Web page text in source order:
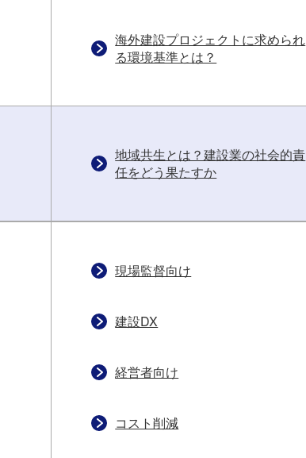
海外建設プロジェクトに求められ
る環境基準とは？
地域共生とは？建設業の社会的責
任をどう果たすか
現場監督向け
建設DX
経営者向け
コスト削減